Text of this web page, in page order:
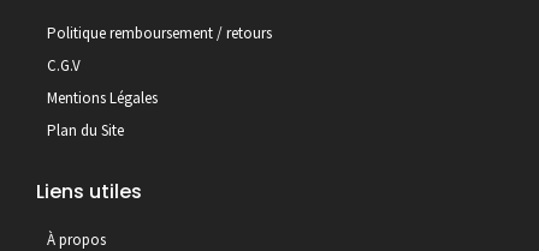
Politique remboursement / retours
C.G.V
Mentions Légales
Plan du Site
Liens utiles
À propos